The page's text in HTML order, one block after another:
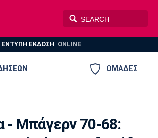
ΕΝΤΥΠΗ ΕΚΔΟΣΗ ONLINE
ΟΜΑΔΕΣ
ΣΠΟΡ
1- Μπάγερν 70-68: